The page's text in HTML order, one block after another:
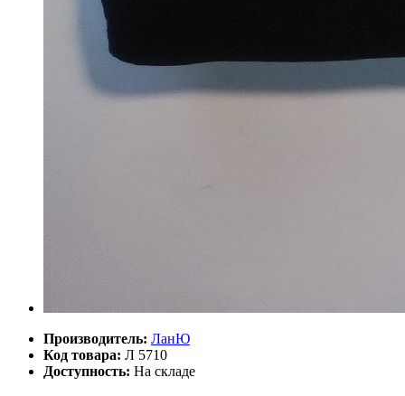
Производитель: ЛанЮ
Код товара: Л 5710
Доступность: На складе